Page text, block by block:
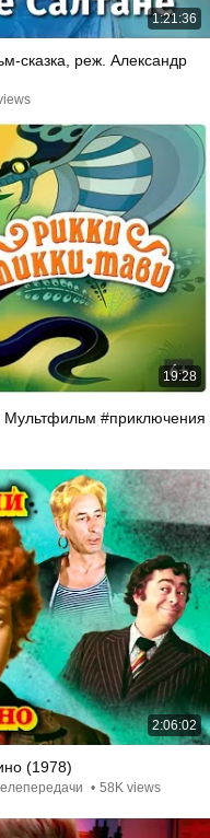
1:21:36
сказка, реж. Александр
19:28
#Советский Мультфильм #приключения
2:06:02
(1978)
• 58K views